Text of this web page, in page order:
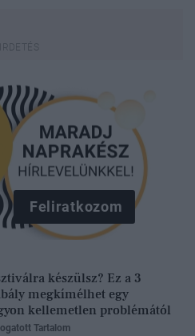
Feliratkozom
készülsz? Ez a 3
megkímélhet egy
kellemetlen problémától
Tartalom